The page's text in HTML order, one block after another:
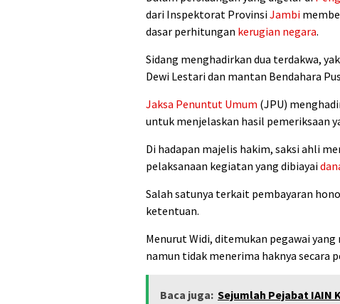
dari Inspektorat ProvinsiJambi
dasar perhitungan kerugian negara.
Sidang menghadirkan dua terdakwa,
Dewi Lestari dan mantan Bendahara
Jaksa Penuntut Umum (JPU)
untuk menjelaskan hasil pemeriksaan
Di hadapan majelis hakim, saksi ahli
pelaksanaan kegiatan yang dibiayai
Salah satunya terkait pembayaran
ketentuan.
Menurut Widi, ditemukan pegawai
namun tidak menerima haknya secara
Baca juga: Sejumlah Pejabat IAIN